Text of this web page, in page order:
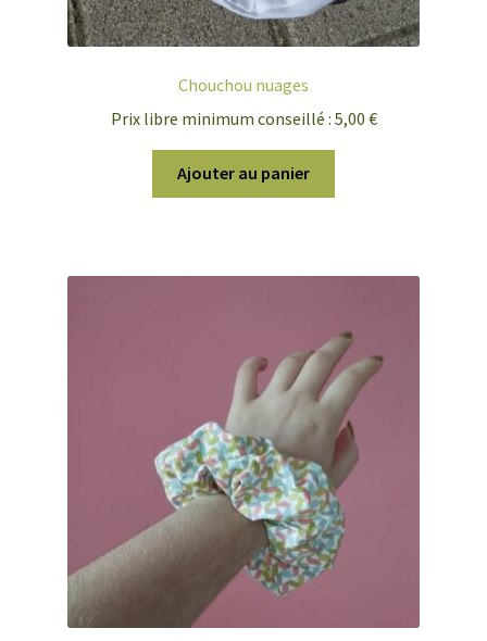
Chouchou nuages
Prix libre minimum conseillé : 5,00 €
Ajouter au panier